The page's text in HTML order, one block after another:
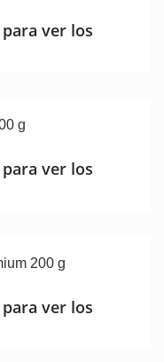
ver los
g
ver los
200 g
ver los